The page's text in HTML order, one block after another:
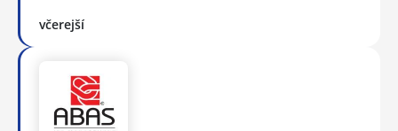
včerejší